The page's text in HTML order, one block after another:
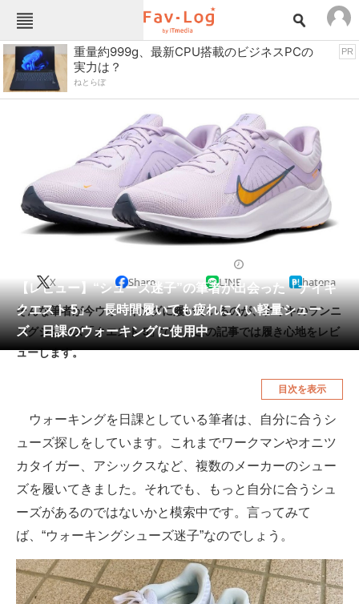
Fav-Logカテゴリー一覧
TOP
インテリア・収納 おもちゃ・ホビー
キッチン家電
ゲーム
コンテンツ・サービス スイーツ・お菓子
スポーツ・レジャー スマホ・携帯電話
ペット 家電
工具・DIY 本・DVD・CD
生活家電 生活用品
腕時計 車・バイク
釣り具・釣り用品 食品・飲料・お酒
食器・グラス・カトラリー
メディア
注目記事を集めた総合ページ
ITの今と未来を見通す
重量約999g、最新CPU搭載のビジネスPCの
実力は？
ねとらぼ
PR
【レビュー】“シューズ迷子”の筆者が出会った「ナイキ
クエスト 5」 長時間履いても疲れにくい軽量シュー
ズ 日課のウォーキングに使用中
X Share LINE hatena
そんな筆者が今ウォーキングに履いているのが、ナイキのランニ
ングシューズ「クエスト 5」です。この記事では履き心地をレビ
ューします。
目次を表示
ウォーキングを日課としている筆者は、自分に合うシ
ューズ探しをしています。これまでワークマンやオニツ
カタイガー、アシックスなど、複数のメーカーのシュー
ズを履いてきました。それでも、もっと自分に合うシュ
ーズがあるのではないかと模索中です。言ってみて
ば、“ウォーキングシューズ迷子”なのでしょう。